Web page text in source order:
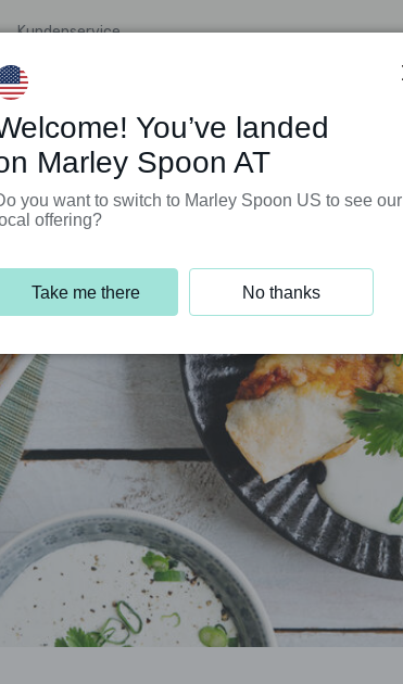
Kundenservice
You’ve landed
Marley Spoon AT
you want to switch to Marley Spoon US to see our
offering?
Take me there No thanks